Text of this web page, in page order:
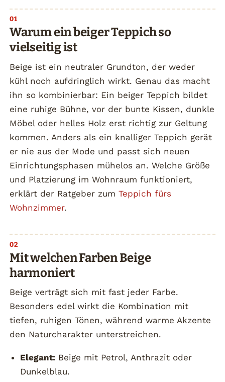
Warum ein beiger Teppich so
vielseitig ist
Beige ist ein neutraler Grundton, der weder
kühl noch aufdringlich wirkt. Genau das macht
ihn so kombinierbar: Ein beiger Teppich bildet
eine ruhige Bühne, vor der bunte Kissen, dunkle
Möbel oder helles Holz erst richtig zur Geltung
kommen. Anders als ein knalliger Teppich gerät
er nie aus der Mode und passt sich neuen
Einrichtungsphasen mühelos an. Welche Größe
und Platzierung im Wohnraum funktioniert,
erklärt der Ratgeber zumTeppich fürs
Wohnzimmer.
Mit welchen Farben Beige
harmoniert
Beige verträgt sich mit fast jeder Farbe.
Besonders edel wirkt die Kombination mit
tiefen, ruhigen Tönen, während warme Akzente
den Naturcharakter unterstreichen.
Elegant:Beige mit Petrol, Anthrazit oder
Dunkelblau.